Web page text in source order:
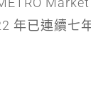
年已連續七